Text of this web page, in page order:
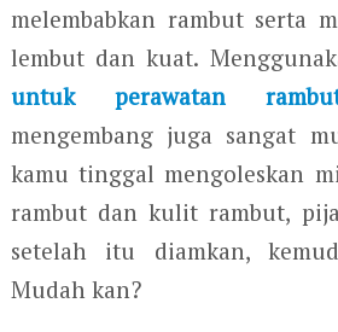
melembabkan rambut serta
lembut dan kuat.
untuk perawatan
mengembang juga sangat
kamu tinggal mengoleskan
rambut dan kulit rambut,
setelah itu diamkan,
Mudah kan?